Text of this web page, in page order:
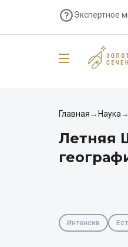
Экспертное
Главная →Наука →
Летняя
Интенсив